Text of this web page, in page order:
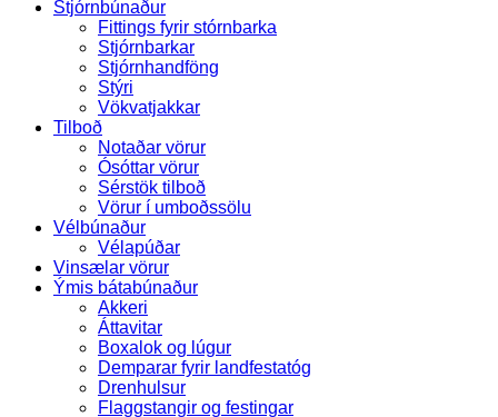
Stjórnbúnaður
Fittings fyrir stórnbarka
Stjórnbarkar
Stjórnhandföng
Stýri
Vökvatjakkar
Tilboð
Notaðar vörur
Ósóttar vörur
Sérstök tilboð
Vörur í umboðssölu
Vélbúnaður
Vélapúðar
Vinsælar vörur
Ýmis bátabúnaður
Akkeri
Áttavitar
Boxalok og lúgur
Demparar fyrir landfestatóg
Drenhulsur
Flaggstangir og festingar